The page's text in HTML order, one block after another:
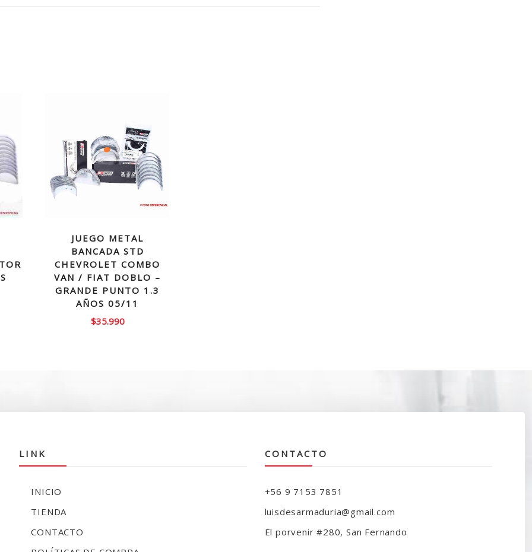
JUEGO METAL
BANCADA STD
CHEVROLET COMBO
VAN / FIAT DOBLO –
GRANDE PUNTO 1.3
AÑOS 05/11
$35.990
LINK
INICIO
TIENDA
CONTACTO
CONTACTO
+56 9 7153 7851
luisdesarmaduria@gmail.com
El porvenir #280, San Fernando